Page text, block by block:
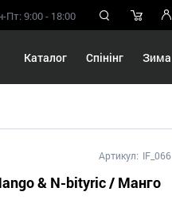
Пт: 9:00 - 18:00
Каталог Спінінг Зима
Артикул: IF_066
& N-bityric / Манго